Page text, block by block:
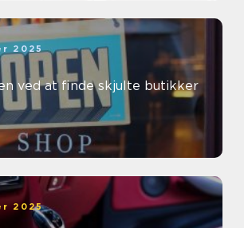
2025
ved at finde skjulte butikker
2025